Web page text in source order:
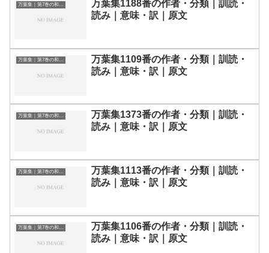
万葉集｜第7巻の和歌一覧
万葉集1188番の作者・分類｜訓読・
読み｜意味・訳｜原文
万葉集｜第7巻の和歌一覧
万葉集1109番の作者・分類｜訓読・
読み｜意味・訳｜原文
万葉集｜第7巻の和歌一覧
万葉集1373番の作者・分類｜訓読・
読み｜意味・訳｜原文
万葉集｜第7巻の和歌一覧
万葉集1113番の作者・分類｜訓読・
読み｜意味・訳｜原文
万葉集｜第7巻の和歌一覧
万葉集1106番の作者・分類｜訓読・
読み｜意味・訳｜原文